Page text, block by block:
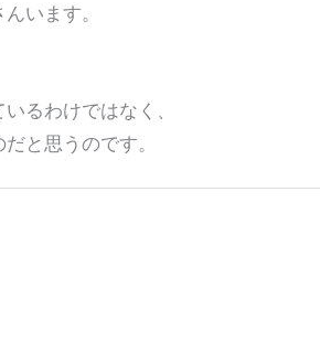
います。
るわけではなく、
と思うのです。